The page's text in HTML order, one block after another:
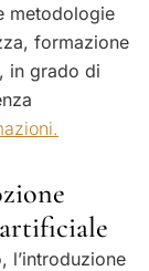
metodologie
formazione
in grado di
l’introduzione